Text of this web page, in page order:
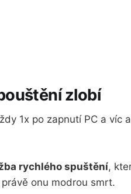
zlobí
1x po zapnutí PC a víc
rychlého spuštění,
onu modrou smrt.